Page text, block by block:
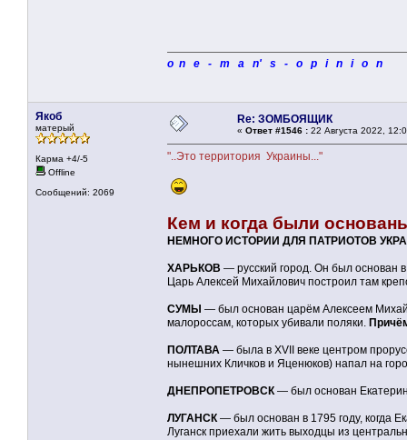
o n e - m a n' s - o p i n i o n
Якоб
матерый
Карма +4/-5
Offline
Сообщений: 2069
Re: ЗОМБОЯЩИК
« Ответ #1546 : 22 Августа 2022,
"..Это территория Украины..."
Кем и когда были
НЕМНОГО ИСТОРИИ ДЛЯ ПАТРИОТОВ
ХАРЬКОВ — русский город. Он был основан
Царь Алексей Михайлович построил там
СУМЫ — был основан царём Алексеем
малороссам, которых убивали поляки.
ПОЛТАВА — была в XVII веке центром
нынешних Кличков и Яценюков) напал на
ДНЕПРОПЕТРОВСК— был основан
ЛУГАНСК— был основан в 1795 году, когда
Луганск приехали жить выходцы из